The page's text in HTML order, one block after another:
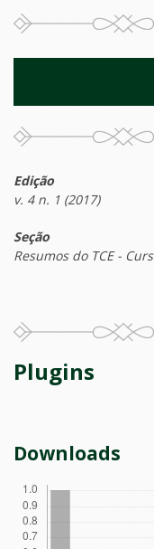
Edição
v. 4 n. 1 (2017)
Seção
Resumos do TCE -
Plugins
Downloads